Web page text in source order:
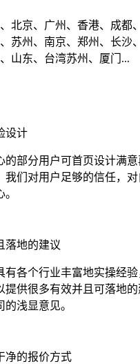
北京、广州、香港、成都
苏州、南京、郑州、长沙
山东、台湾苏州、厦门...
设计
的部分用户可首页设计满
我们对用户足够的信任，
落地的建议
有各个行业丰富地实操经
提供很多有效并且可落地
的浅显意见。
净的报价方式